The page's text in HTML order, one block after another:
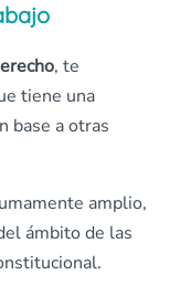
, te
tiene una
base a otras
amplio,
ámbito de las